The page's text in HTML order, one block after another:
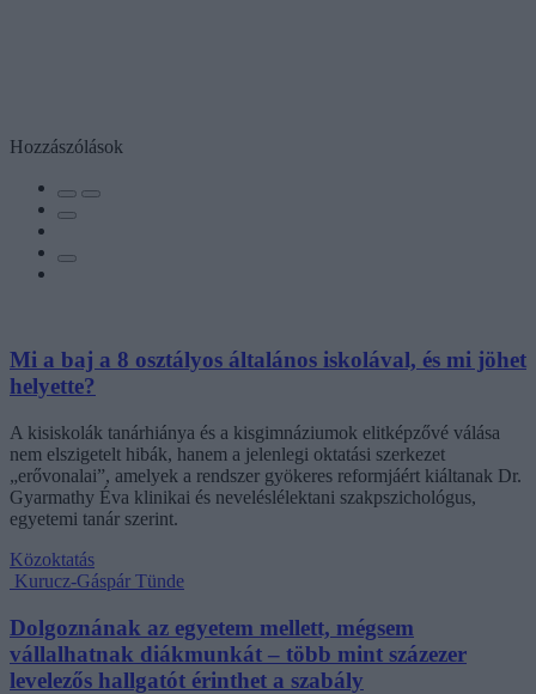
Hozzászólások
Mi a baj a 8 osztályos általános iskolával, és mi jöhet
helyette?
A kisiskolák tanárhiánya és a kisgimnáziumok elitképzővé válása
nem elszigetelt hibák, hanem a jelenlegi oktatási szerkezet
„erővonalai”, amelyek a rendszer gyökeres reformjáért kiáltanak Dr.
Gyarmathy Éva klinikai és neveléslélektani szakpszichológus,
egyetemi tanár szerint.
Közoktatás
Kurucz-Gáspár Tünde
Dolgoznának az egyetem mellett, mégsem
vállalhatnak diákmunkát – több mint százezer
levelezős hallgatót érinthet a szabály